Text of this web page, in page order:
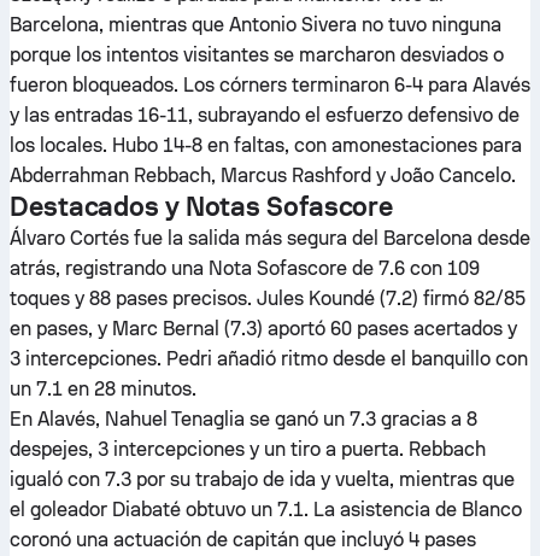
Barcelona, mientras que Antonio Sivera no tuvo ninguna
porque los intentos visitantes se marcharon desviados o
fueron bloqueados. Los córners terminaron 6-4 para Alavés
y las entradas 16-11, subrayando el esfuerzo defensivo de
los locales. Hubo 14-8 en faltas, con amonestaciones para
Abderrahman Rebbach, Marcus Rashford y João Cancelo.
Destacados y Notas Sofascore
Álvaro Cortés fue la salida más segura del Barcelona desde
atrás, registrando una Nota Sofascore de 7.6 con 109
toques y 88 pases precisos. Jules Koundé (7.2) firmó 82/85
en pases, y Marc Bernal (7.3) aportó 60 pases acertados y
3 intercepciones. Pedri añadió ritmo desde el banquillo con
un 7.1 en 28 minutos.
En Alavés, Nahuel Tenaglia se ganó un 7.3 gracias a 8
despejes, 3 intercepciones y un tiro a puerta. Rebbach
igualó con 7.3 por su trabajo de ida y vuelta, mientras que
el goleador Diabaté obtuvo un 7.1. La asistencia de Blanco
coronó una actuación de capitán que incluyó 4 pases